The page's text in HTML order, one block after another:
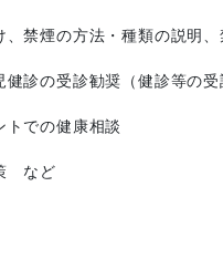
の方法・種類の説明、禁
受診勧奨（健診等の受診
の健康相談
など